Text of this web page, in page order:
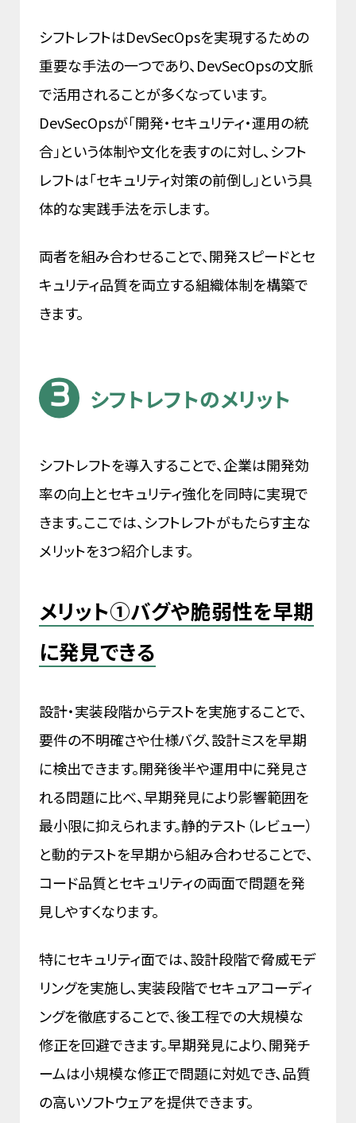
シフトレフトはDevSecOpsを実現するための
重要な手法の一つであり、DevSecOpsの文脈
で活用されることが多くなっています。
DevSecOpsが「開発・セキュリティ・運用の統
合」という体制や文化を表すのに対し、シフト
レフトは「セキュリティ対策の前倒し」という具
体的な実践手法を示します。
両者を組み合わせることで、開発スピードとセ
キュリティ品質を両立する組織体制を構築で
きます。
シフトレフトのメリット
シフトレフトを導入することで、企業は開発効
率の向上とセキュリティ強化を同時に実現で
きます。ここでは、シフトレフトがもたらす主な
メリットを3つ紹介します。
メリット①バグや脆弱性を早期
に発見できる
設計・実装段階からテストを実施することで、
要件の不明確さや仕様バグ、設計ミスを早期
に検出できます。開発後半や運用中に発見さ
れる問題に比べ、早期発見により影響範囲を
最小限に抑えられます。静的テスト（レビュー）
と動的テストを早期から組み合わせることで、
コード品質とセキュリティの両面で問題を発
見しやすくなります。
特にセキュリティ面では、設計段階で脅威モデ
リングを実施し、実装段階でセキュアコーディ
ングを徹底することで、後工程での大規模な
修正を回避できます。早期発見により、開発チ
ームは小規模な修正で問題に対処でき、品質
の高いソフトウェアを提供できます。